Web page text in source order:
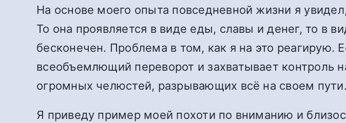
На основе моего опыта повседневной жизни я
То она проявляется в виде еды, славы и денег, то в
бесконечен. Проблема в том, как я на это реагирую.
всеобъемлющий переворот и захватывает контроль
огромных челюстей, разрывающих всё на своем пути.
Я приведу пример моей похоти по вниманию и